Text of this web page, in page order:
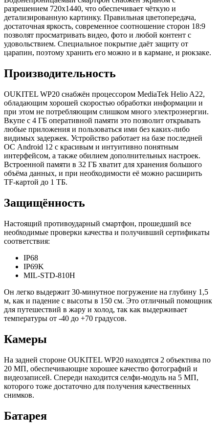
разрешением 720х1440, что обеспечивает чёткую и
детализированную картинку. Правильная цветопередача,
достаточная яркость, современное соотношение сторон 18:9
позволят просматривать видео, фото и любой контент с
удовольствием. Специальное покрытие даёт защиту от
царапин, поэтому хранить его можно и в кармане, и рюкзаке.
Производительность
OUKITEL WP20 снабжён процессором MediaTek Helio A22,
обладающим хорошей скоростью обработки информации и
при этом не потребляющим слишком много электроэнергии.
Вкупе с 4 ГБ оперативной памяти это позволит открывать
любые приложения и пользоваться ими без каких-либо
видимых задержек. Устройство работает на базе последней
ОС Android 12 с красивым и интуитивно понятным
интерфейсом, а также обилием дополнительных настроек.
Встроенной памяти в 32 ГБ хватит для хранения большого
объёма данных, и при необходимости её можно расширить
TF-картой до 1 ТБ.
Защищённость
Настоящий противоударный смартфон, прошедший все
необходимые проверки качества и получивший сертификаты
соответствия:
IP68
IP69K
MIL-STD-810H
Он легко выдержит 30-минутное погружение на глубину 1,5
м, как и падение с высоты в 150 см. Это отличный помощник
для путешествий в жару и холод, так как выдерживает
температуры от -40 до +70 градусов.
Камеры
На задней стороне OUKITEL WP20 находятся 2 объектива по
20 МП, обеспечивающие хорошее качество фотографий и
видеозаписей. Спереди находится селфи-модуль на 5 МП,
которого тоже достаточно для получения качественных
снимков.
Батарея